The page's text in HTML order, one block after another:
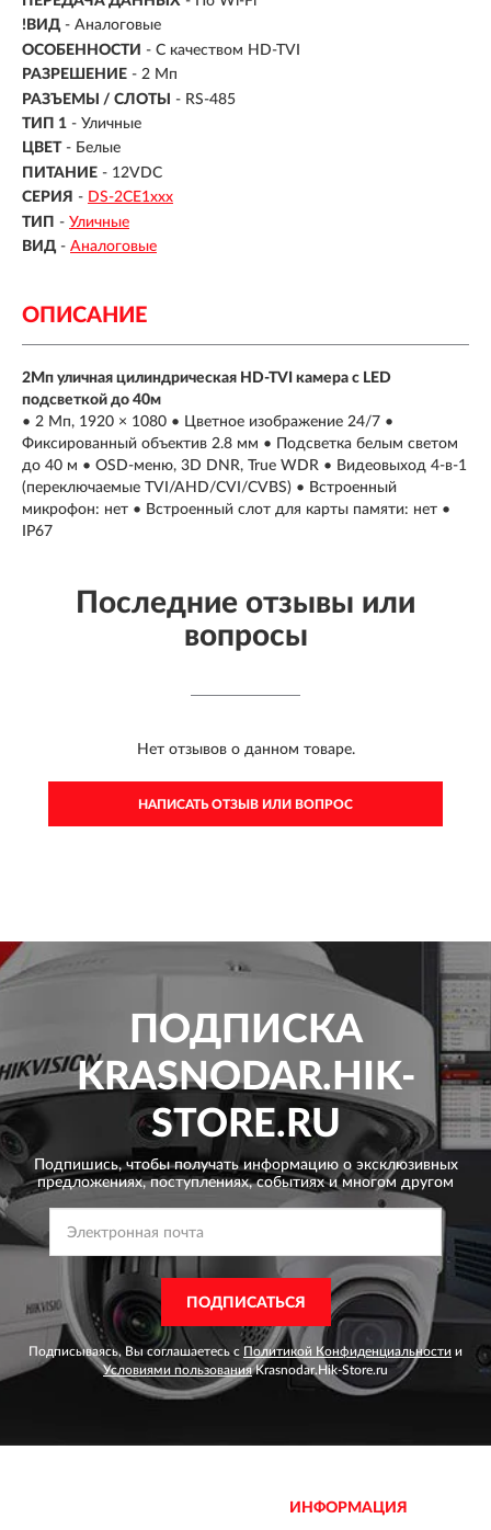
!ВИД - Аналоговые
ОСОБЕННОСТИ - С качеством HD-TVI
РАЗРЕШЕНИЕ - 2 Мп
РАЗЪЕМЫ / СЛОТЫ
- RS-485
ТИП 1 - Уличные
ЦВЕТ - Белые
ПИТАНИЕ - 12VDC
СЕРИЯ - DS-2CE1ххх
ТИП - Уличные
ВИД - Аналоговые
ОПИСАНИЕ
2Мп уличная цилиндрическая HD-TVI камера с LED
подсветкой до 40м
• 2 Мп, 1920 × 1080 • Цветное изображение 24/7 •
Фиксированный объектив 2.8 мм • Подсветка белым светом
до 40 м • OSD-меню, 3D DNR, True WDR • Видеовыход 4-в-1
(переключаемые TVI/AHD/CVI/CVBS) • Встроенный
микрофон: нет • Встроенный слот для карты памяти: нет •
IP67
Последние отзывы или
вопросы
Нет отзывов о данном товаре.
НАПИСАТЬ ОТЗЫВ ИЛИ ВОПРОС
ПОДПИСКА
KRASNODAR.HIK-
STORE.RU
Подпишись, чтобы получать информацию о эксклюзивных
предложениях,поступлениях, событиях и многом другом
ПОДПИСАТЬСЯ
Подписываясь, Вы соглашаетесь с Политикой Конфиденциальности и
Условиями пользованияKrasnodar.Hik-Store.ru
ИНФОРМАЦИЯ